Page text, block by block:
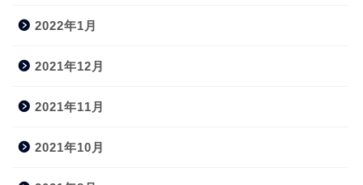
2022年1月
2021年12月
2021年11月
2021年10月